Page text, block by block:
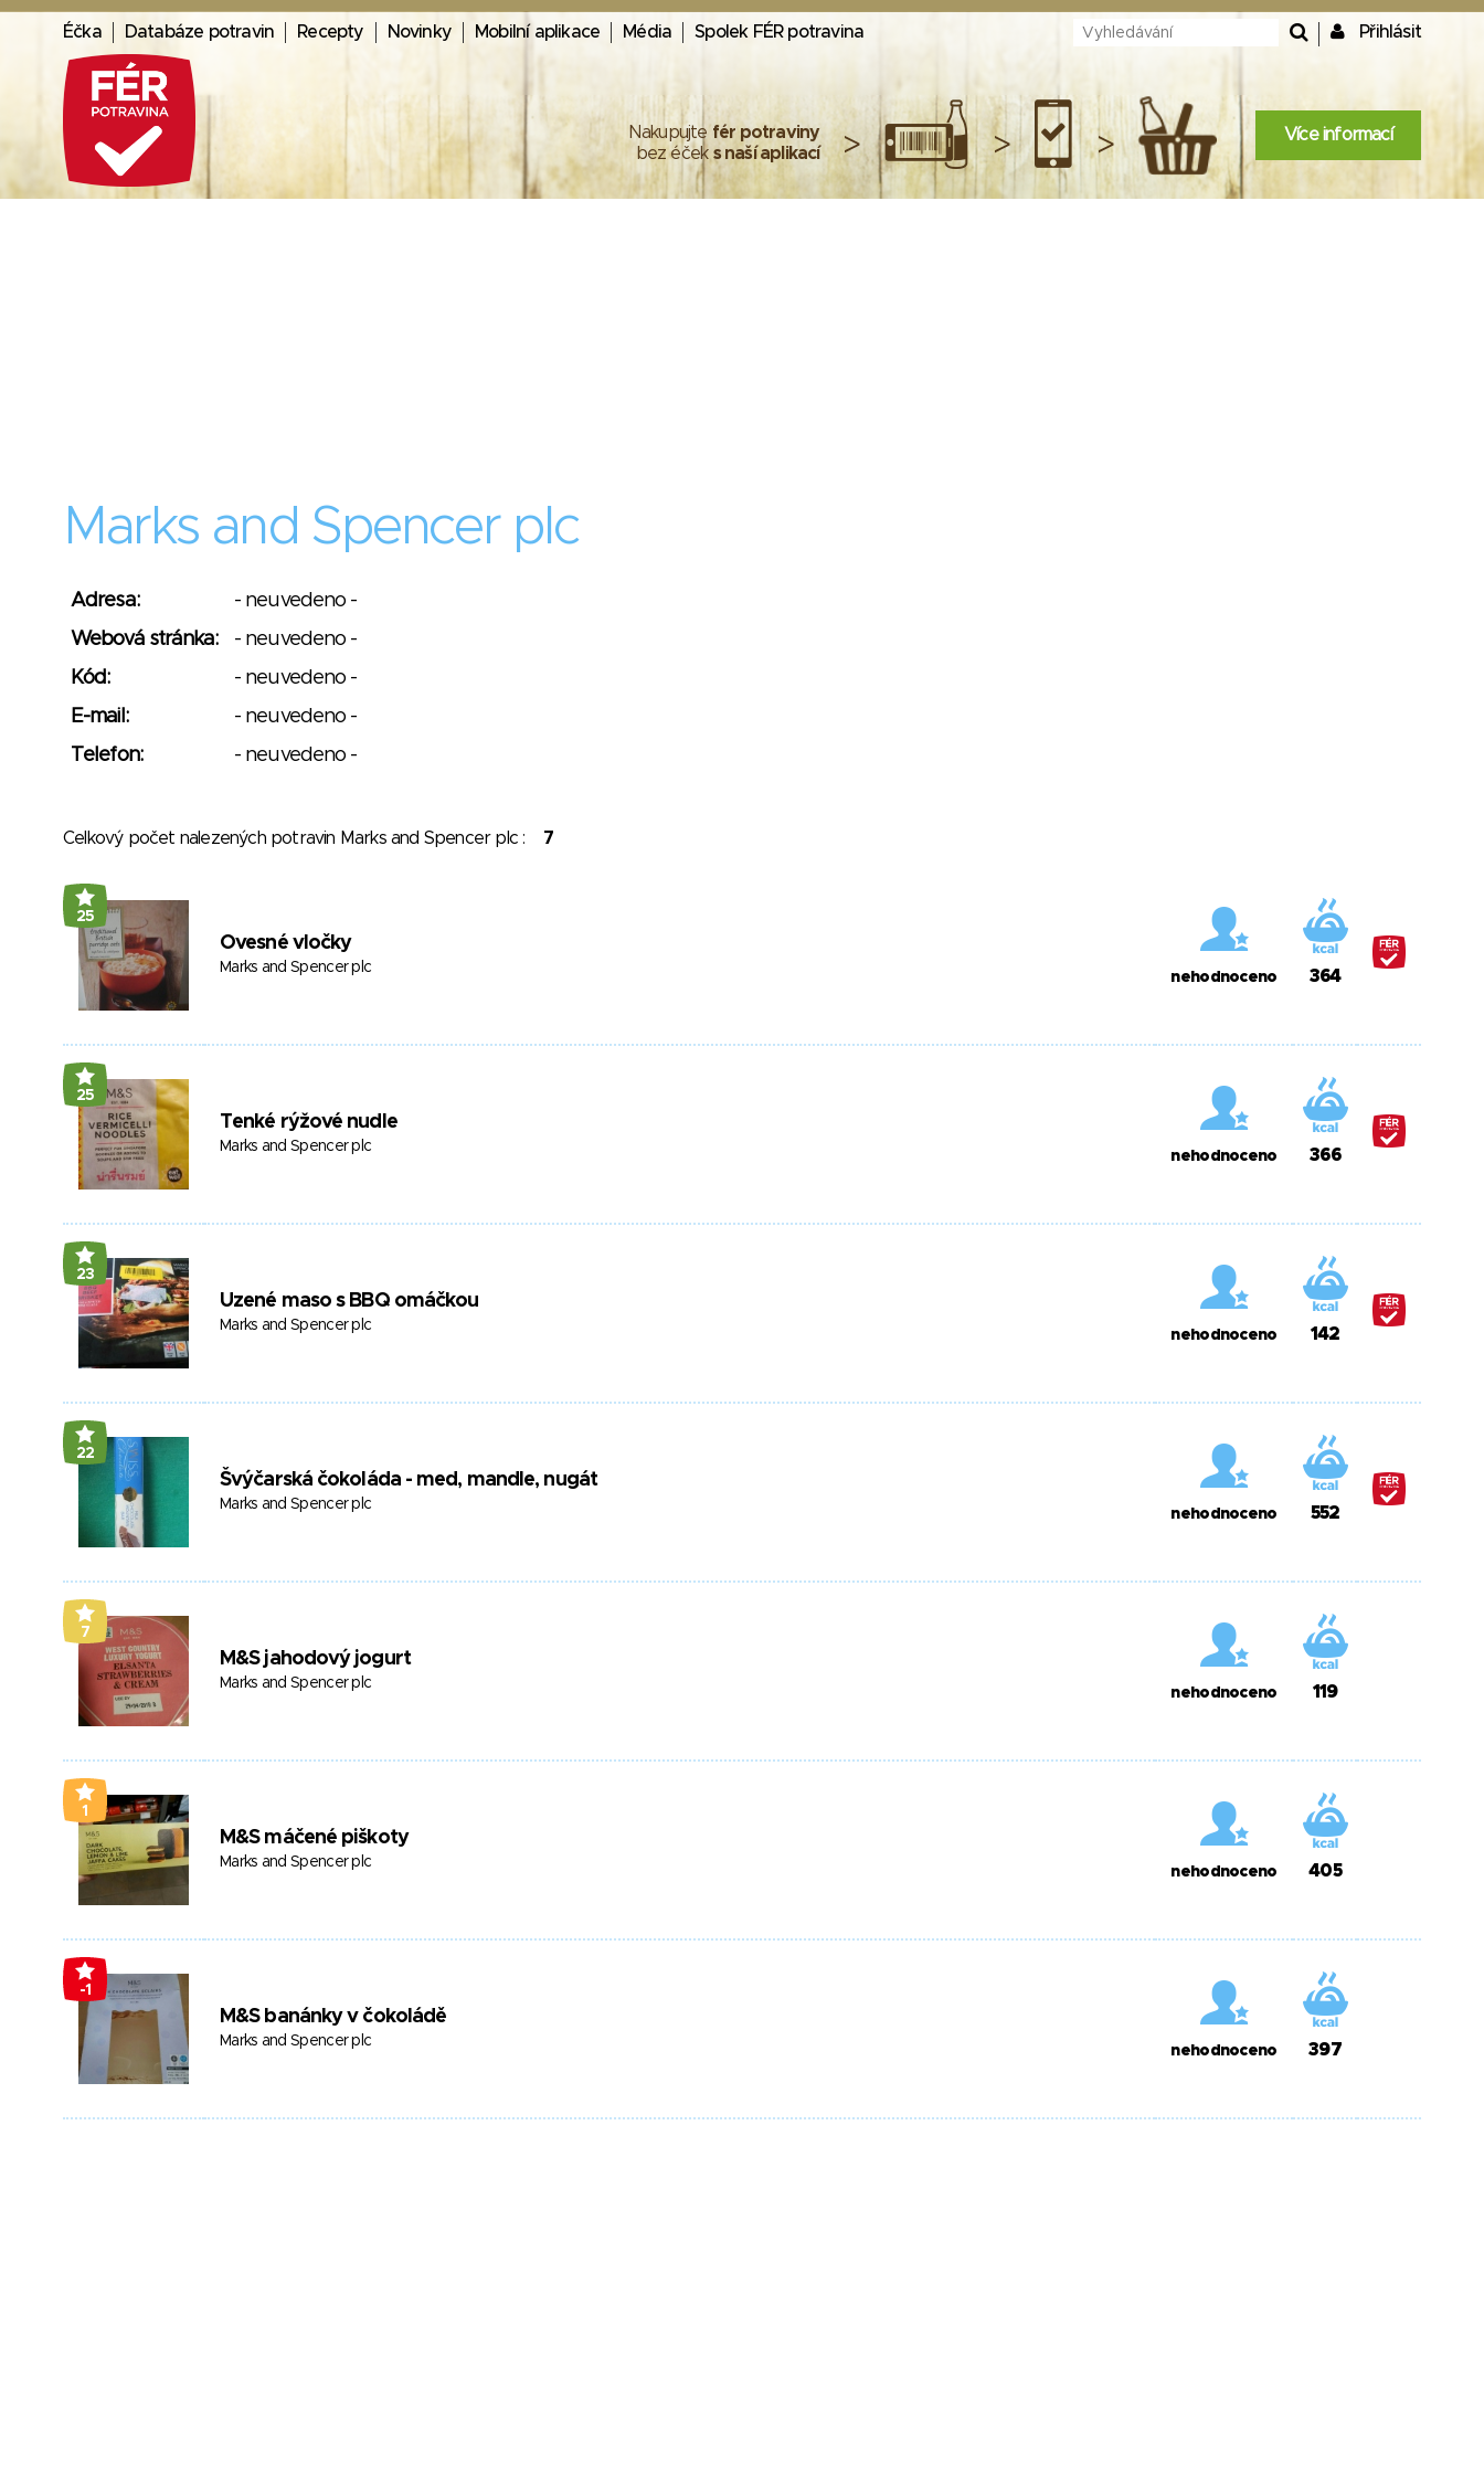
Éčka Databáze potravin Recepty Novinky Mobilní aplikace Média Spolek FÉR potravina Přihlásit
Nakupujte fér potraviny
bez éček s naší aplikací > > > Více informací
Marks and Spencer plc
Adresa:
- neuvedeno -
Webová stránka:
- neuvedeno -
Kód:
- neuvedeno -
E-mail:
- neuvedeno -
Telefon:
- neuvedeno -
Celkový počet nalezených potravin Marks and Spencer plc : 7
25
Ovesné vločky
Marks and Spencer plc
nehodnoceno 364
25
Tenké rýžové nudle
Marks and Spencer plc
nehodnoceno 366
23
Uzené maso s BBQ omáčkou
Marks and Spencer plc
nehodnoceno 142
22
Švýčarská čokoláda - med, mandle, nugát
Marks and Spencer plc
nehodnoceno 552
7
M&S jahodový jogurt
Marks and Spencer plc
nehodnoceno 119
1
M&S máčené piškoty
Marks and Spencer plc
nehodnoceno 405
-1
M&S banánky v čokoládě
Marks and Spencer plc
nehodnoceno 397